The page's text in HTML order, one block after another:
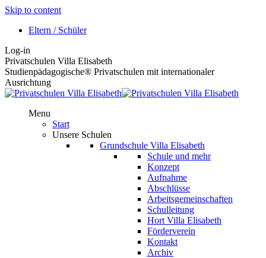
Skip to content
Eltern / Schüler
Log-in
Privatschulen Villa Elisabeth
Studienpädagogische® Privatschulen mit internationaler
Ausrichtung
Menu
Start
Unsere Schulen
Grundschule Villa Elisabeth
Schule und mehr
Konzept
Aufnahme
Abschlüsse
Arbeitsgemeinschaften
Schulleitung
Hort Villa Elisabeth
Förderverein
Kontakt
Archiv